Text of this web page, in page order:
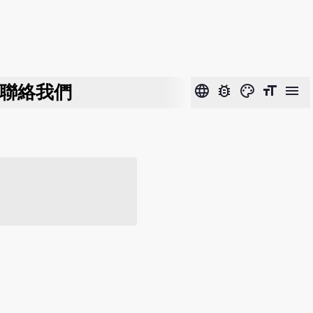
絡我們 language bug_report color_lens format_size menu